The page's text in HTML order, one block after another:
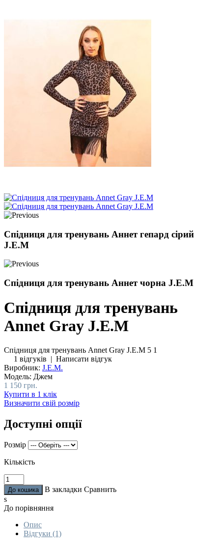
Спідниця для тренувань Аннет гепард сірий
J.E.M
Спідниця для тренувань Аннет чорна J.E.M
Спідниця для тренувань
Annet Gray J.E.M
Спідниця для тренувань Annet Gray J.E.M 5 1
1 відгуків | Написати відгук
Виробник: J.E.M.
Модель: Джем
1 150 грн.
Купити в 1 клік
Визначити свій розмір
Доступні опції
Розмір
Кількість
В закладки Сравнить
s
До порівняння
Опис
Відгуки (1)